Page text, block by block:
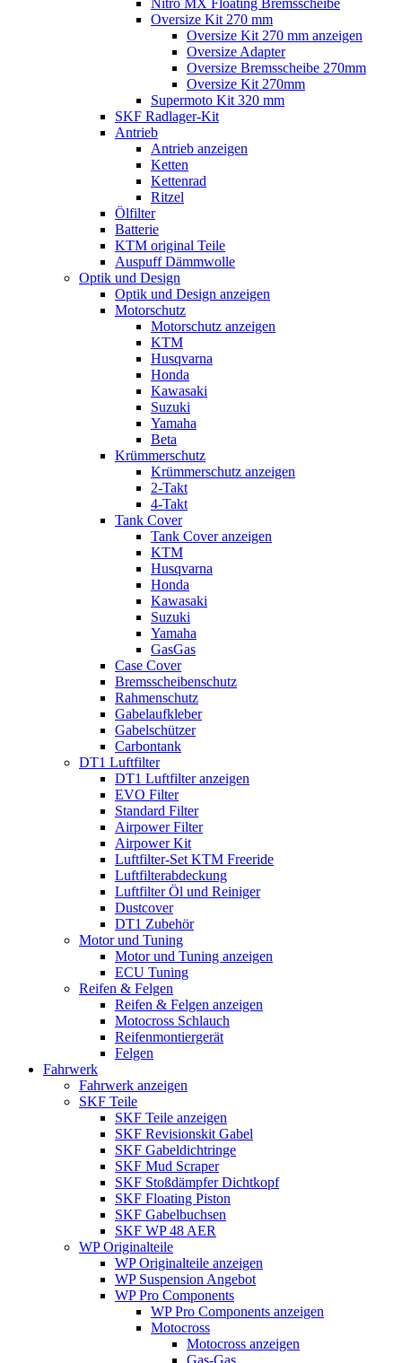
Oversize Kit 270 mm
Oversize Kit 270 mm anzeigen
Oversize Adapter
Oversize Bremsscheibe 270mm
Oversize Kit 270mm
Supermoto Kit 320 mm
SKF Radlager-Kit
Antrieb
Antrieb anzeigen
Ketten
Kettenrad
Ritzel
Ölfilter
Batterie
KTM original Teile
Auspuff Dämmwolle
Optik und Design
Optik und Design anzeigen
Motorschutz
Motorschutz anzeigen
KTM
Husqvarna
Honda
Kawasaki
Suzuki
Yamaha
Beta
Krümmerschutz
Krümmerschutz anzeigen
2-Takt
4-Takt
Tank Cover
Tank Cover anzeigen
KTM
Husqvarna
Honda
Kawasaki
Suzuki
Yamaha
GasGas
Case Cover
Bremsscheibenschutz
Rahmenschutz
Gabelaufkleber
Gabelschützer
Carbontank
DT1 Luftfilter
DT1 Luftfilter anzeigen
EVO Filter
Standard Filter
Airpower Filter
Airpower Kit
Luftfilter-Set KTM Freeride
Luftfilterabdeckung
Luftfilter Öl und Reiniger
Dustcover
DT1 Zubehör
Motor und Tuning
Motor und Tuning anzeigen
ECU Tuning
Reifen & Felgen
Reifen & Felgen anzeigen
Motocross Schlauch
Reifenmontiergerät
Felgen
Fahrwerk
Fahrwerk anzeigen
SKF Teile
SKF Teile anzeigen
SKF Revisionskit Gabel
SKF Gabeldichtringe
SKF Mud Scraper
SKF Stoßdämpfer Dichtkopf
SKF Floating Piston
SKF Gabelbuchsen
SKF WP 48 AER
WP Originalteile
WP Originalteile anzeigen
WP Suspension Angebot
WP Pro Components
WP Pro Components anzeigen
Motocross
Motocross anzeigen
Gas-Gas